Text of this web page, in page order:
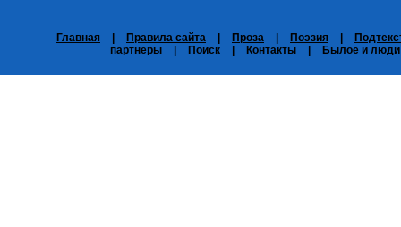
Главная Правила сайта Проза Поэзия
партнёры
Поиск Контакты Былое и люди